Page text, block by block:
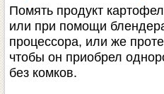
Помять продукт
или при помощи
процессора, или же
чтобы он приобрел
без комков.